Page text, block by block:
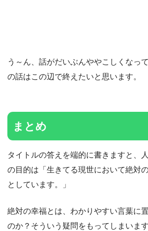
う～ん、話がだいぶんややこしくなっ
の話はこの辺で終えたいと思います。
まとめ
タイトルの答えを端的に書きますと、
の目的は「生きてる現世において絶対
としています。」
絶対の幸福とは、わかりやすい言葉に
のか？そういう疑問をもってしまいます